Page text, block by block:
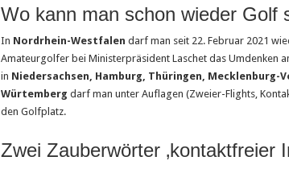
Wo kann man schon wieder Golf
In Nordrhein-Westfalen darf man seit 22. Februar 2021
Amateurgolfer bei Ministerpräsident Laschet das Umdenken
in Niedersachsen, Hamburg, Thüringen, Mecklenburg-
Würtemberg darf man unter Auflagen (Zweier-Flights,
den Golfplatz.
Zwei Zauberwörter ‚kontaktfreier